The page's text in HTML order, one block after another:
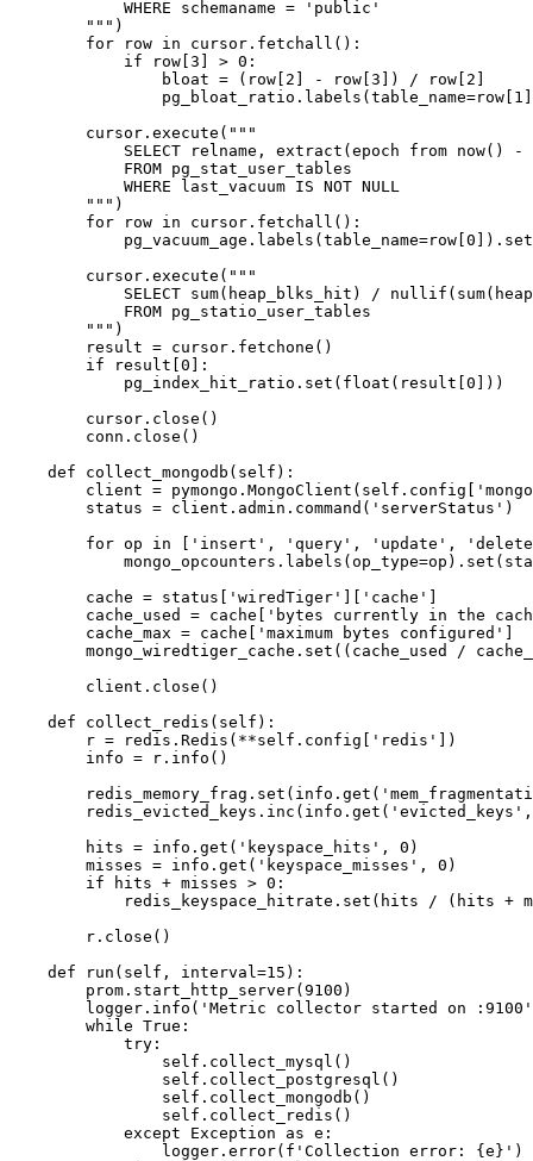
            WHERE schemaname = 'public'
        """)
        for row in cursor.fetchall():
            if row[3] > 0:
                bloat = (row[2] - row[3]) / row[2]
        cursor.execute("""
SELECT relname, extract(epoch from now() -
            FROM pg_stat_user_tables
            WHERE last_vacuum IS NOT NULL
        """)
        for row in cursor.fetchall():
        cursor.execute("""
SELECT sum(heap_blks_hit) /
            FROM pg_statio_user_tables
        """)
        result = cursor.fetchone()
        if result[0]:
            pg_index_hit_ratio.set(float(result[0]))
        cursor.close()
        conn.close()
    def collect_mongodb(self):
client =
        status = client.admin.command('serverStatus')
for op in ['insert', 'query', 'update',
        cache = status['wiredTiger']['cache']
cache_used = cache['bytes currently in the
        cache_max = cache['maximum bytes configured']
mongo_wiredtiger_cache.set((cache_used /
        client.close()
    def collect_redis(self):
        r = redis.Redis(**self.config['redis'])
        info = r.info()
        hits = info.get('keyspace_hits', 0)
        misses = info.get('keyspace_misses', 0)
        if hits + misses > 0:
redis_keyspace_hitrate.set(hits / (hits +
        r.close()
    def run(self, interval=15):
        prom.start_http_server(9100)
logger.info('Metric collector started on
        while True:
            try:
                self.collect_mysql()
                self.collect_postgresql()
                self.collect_mongodb()
                self.collect_redis()
            except Exception as e:
                logger.error(f'Collection error: {e}')